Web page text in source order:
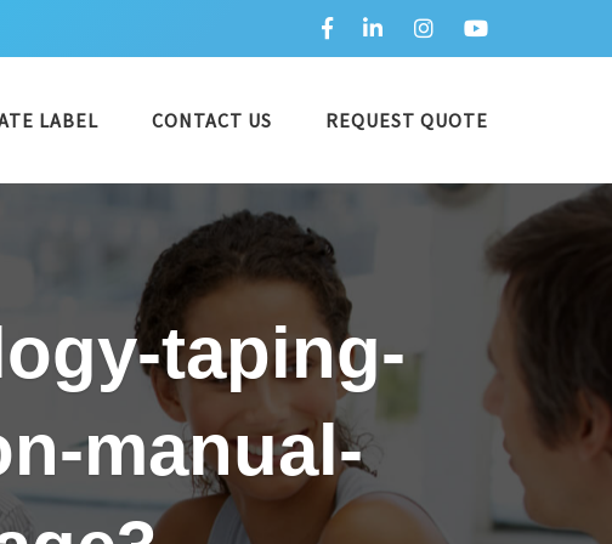
LABEL CONTACT US REQUEST QUOTE
taping-
manual-